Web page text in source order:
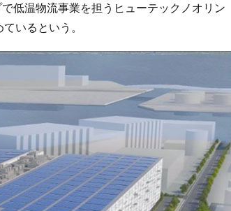
低温物流事業を担うヒューテックノオリン
いるという。